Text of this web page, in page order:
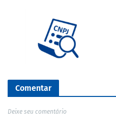
Comentar
Deixe seu comentário